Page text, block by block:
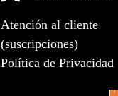
Atención al cliente
(suscripciones)
Política de Privacidad